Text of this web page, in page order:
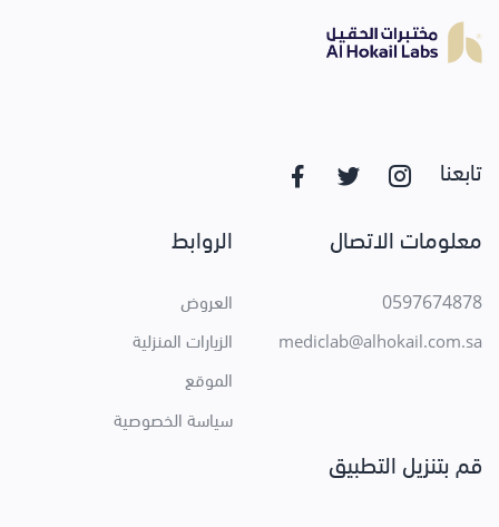
تابعنا
معلومات الاتصال
0597674878
mediclab@alhokail.com.sa
الروابط
العروض
الزيارات المنزلية
الموقع
سياسة الخصوصية
قم بتنزيل التطبيق